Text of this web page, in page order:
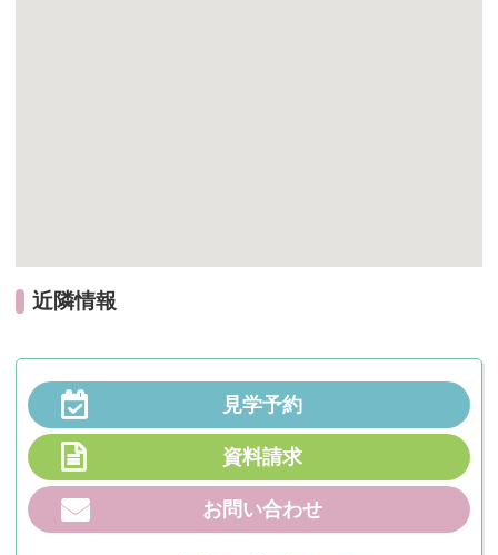
近隣情報
見学予約
資料請求
お問い合わせ